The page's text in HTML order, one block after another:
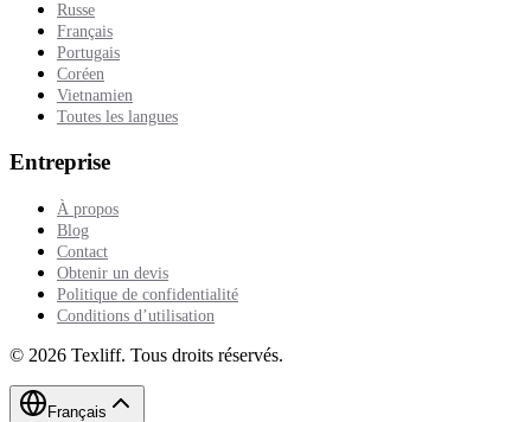
Russe
Français
Portugais
Coréen
Vietnamien
Toutes les langues
Entreprise
À propos
Blog
Contact
Obtenir un devis
Politique de confidentialité
Conditions d’utilisation
© 2026 Texliff. Tous droits réservés.
Français